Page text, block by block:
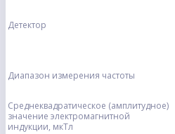
Детектор
Диапазон измерения частоты
Среднеквадратическое (амплитудное)
значение электромагнитной
индукции, мкТл